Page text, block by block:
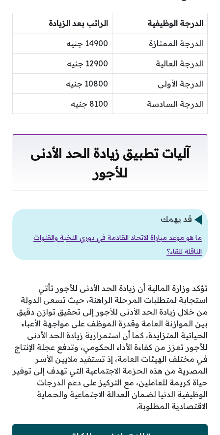
الدرجة الوظيفية الراتب بعد الزيادة
الدرجة الممتازة 14900 جنيه
الدرجة العالية 12900 جنيه
الدرجة الأولى 10800 جنيه
الدرجة السادسة 8100 جنيه
آليات تطبيق زيادة الحد الأدنى
للأجور
قد يهمك
ما هو موعد مباراة الاتحاد القادمة في دوري النخبة والقنوات
الناقلة للقاء؟
تؤكد وزارة المالية أن زيادة الحد الأدنى للأجور تأتي
استجابة لمتطلبات المرحلة الراهنة، حيث تسعى الدولة
من خلال زيادة الحد الأدنى للأجور إلى تحقيق توازن دقيق
بين الموازنة العامة وقدرة الموظف على مواجهة الأعباء
الحياتية المتزايدة، كما أن استمرارية زيادة الحد الأدنى
للأجور تعزز من كفاءة الأداء الحكومي، وتدفع عجلة الإنتاج
في مختلف الهيئات العامة، إذ تستفيد ملايين الأسر
المصرية من هذه الحزمة الاجتماعية التي تهدف إلى توفير
حياة كريمة للعاملين، مع التركيز على دعم الدرجات
الوظيفية الدنيا لضمان العدالة الاجتماعية والحماية
الاقتصادية المطلوبة.